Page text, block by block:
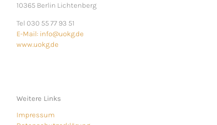
10365 Berlin Lichtenberg
Tel 030 55 77 93 51
E-Mail: info@uokg.de
www.uokg.de
Weitere Links
Impressum